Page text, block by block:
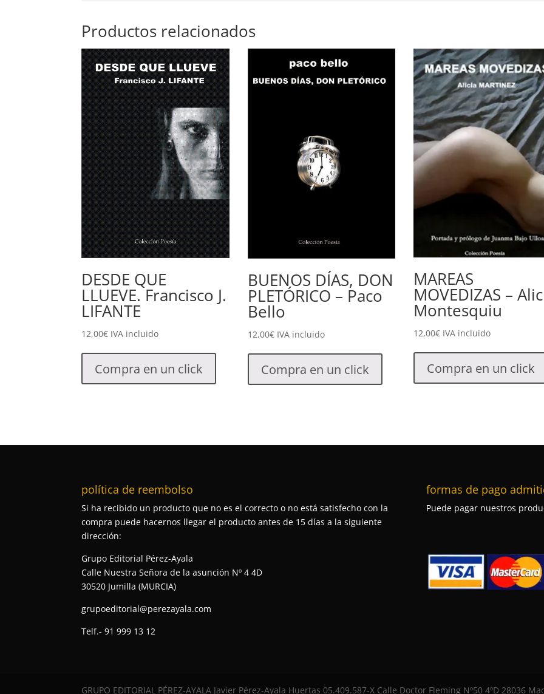
Productos relacionados
DESDE QUE
LLUEVE. Francisco J.
LIFANTE
12,00€ IVA incluido
Compra en un click
BUENOS DÍAS, DON
PLETÓRICO – Paco
Bello
12,00€ IVA incluido
Compra en un click
MAREAS
MOVEDIZAS –
Montesquiu
12,00€ IVA incluido
Compra en un click
política de reembolso
Si ha recibido un producto que no es el correcto o no está satisfecho con la
compra puede hacernos llegar el producto antes de 15 días a la siguiente
dirección:
Grupo Editorial Pérez-Ayala
Calle Nuestra Señora de la asunción Nº 4 4D
30520 Jumilla (MURCIA)
grupoeditorial@perezayala.com
Telf.- 91 999 13 12
formas de pago
Puede pagar nuestros
GRUPO EDITORIAL PÉREZ-AYALA Javier Pérez-Ayala Huertas 05.409.587-X Calle Doctor Fleming Nº50 4ºD 28036